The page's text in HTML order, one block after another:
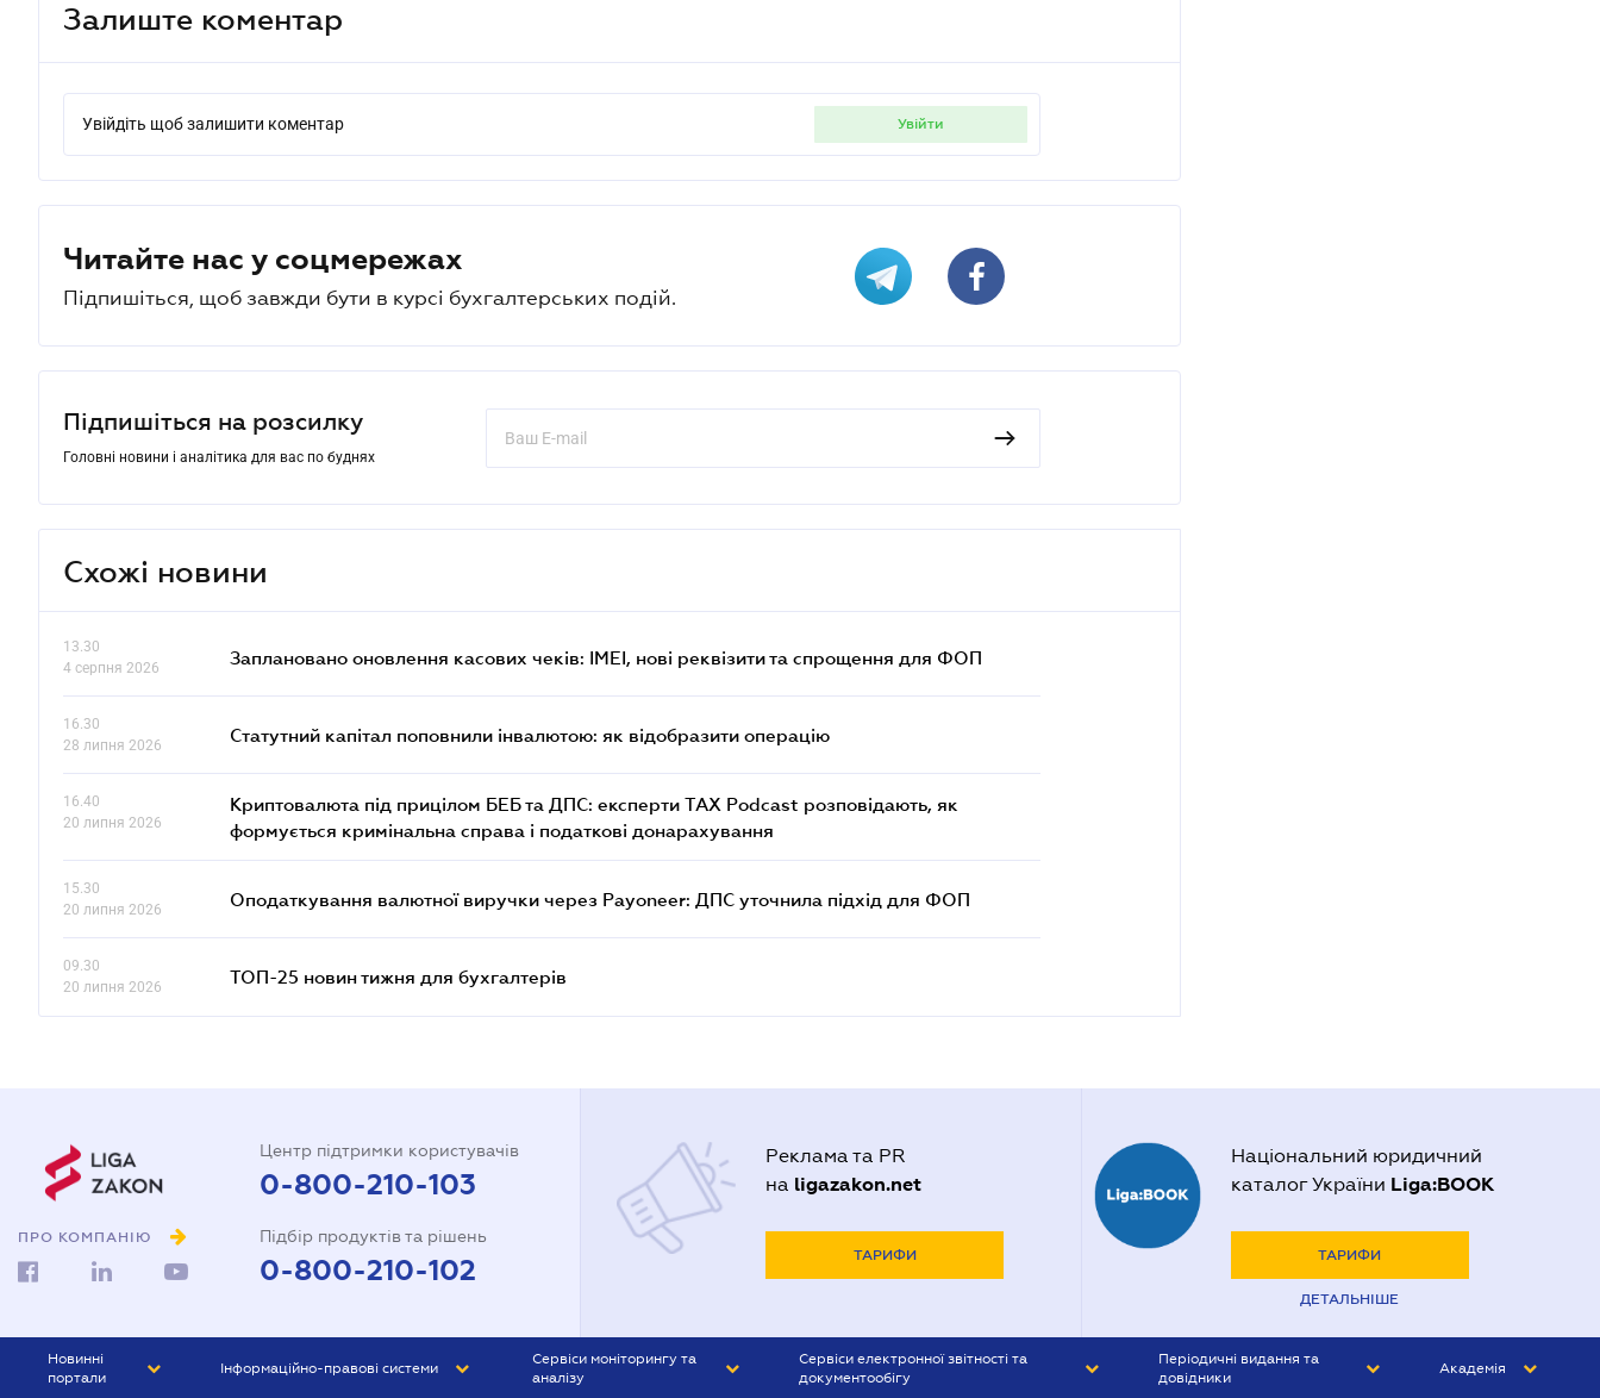
Залиште коментар
Увійдіть щоб залишити коментар увійти
Читайте нас у соцмережах
Підпишіться, щоб завжди бути в курсі бухгалтерських подій.
Підпишіться на розсилку
Головні новини і аналітика для вас по буднях
Схожі новини
13.30
4 серпня 2026
Заплановано оновлення касових чеків: IMEI, нові реквізити та спрощення для ФОП
16.30
28 липня 2026
Статутний капітал поповнили інвалютою: як відобразити операцію
16.40
20 липня 2026
Криптовалюта під прицілом БЕБ та ДПС: експерти TAX Podcast розповідають, як
формується кримінальна справа і податкові донарахування
15.30
20 липня 2026
Оподаткування валютної виручки через Payoneer: ДПС уточнила підхід для ФОП
09.30
20 липня 2026
ТОП-25 новин тижня для бухгалтерів
ПРО КОМПАНІЮ
Центр підтримки користувачів
0-800-210-103
Підбір продуктів та рішень
0-800-210-102
Реклама та PR
на ligazakon.net
ТАРИФИ
Національний юридичний
каталог України Liga:BOOK
ТАРИФИ
ДЕТАЛЬНІШЕ
Новинні
портали
Інформаційно-правові системи
Сервіси моніторингу та
аналізу
Сервіси електронної звітності та
документообігу
Періодичні видання та
довідники
Академія